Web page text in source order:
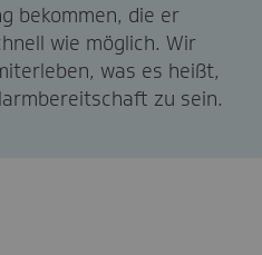
bekommen, die er
wie möglich. Wir
was es heißt,
zu sein.